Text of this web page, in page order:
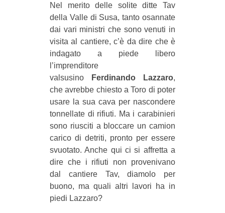
Nel merito delle solite ditte Tav
della Valle di Susa, tanto osannate
dai vari ministri che sono venuti in
visita al cantiere, c’è da dire che è
indagato a piede libero
l’imprenditore
valsusino
Ferdinando Lazzaro,
che avrebbe chiesto a Toro di poter
usare la sua cava per nascondere
tonnellate di rifiuti. Ma i carabinieri
sono riusciti a bloccare un camion
carico di detriti, pronto per essere
svuotato. Anche qui ci si affretta a
dire che i rifiuti non provenivano
dal cantiere Tav, diamolo per
buono, ma quali altri lavori ha in
piedi Lazzaro?